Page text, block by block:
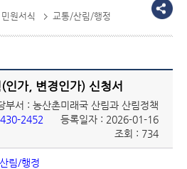
원서식 교통/산림/행정
인가, 변경인가) 신청서
부서 : 농산촌미래국 산림과 산림정책
2452
등록일자 : 2026-01-16
조회 : 734
림/행정